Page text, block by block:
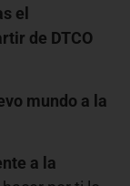
el
de DTCO
mundo a la
a la